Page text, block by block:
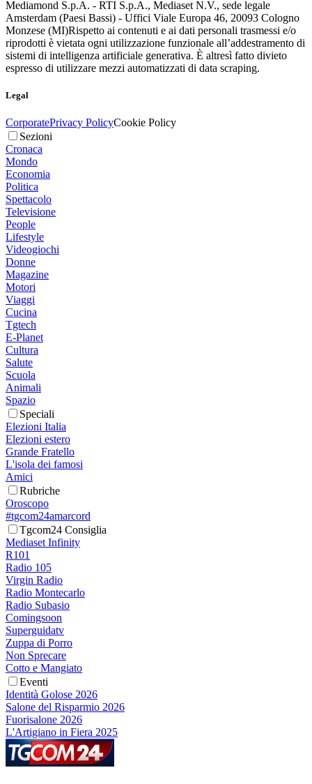
Mediamond S.p.A. - RTI S.p.A., Mediaset N.V., sede legale
Amsterdam (Paesi Bassi) - Uffici Viale Europa 46, 20093 Cologno
Monzese (MI)Rispetto ai contenuti e ai dati personali trasmessi e/o
riprodotti è vietata ogni utilizzazione funzionale all’addestramento di
sistemi di intelligenza artificiale generativa. È altresì fatto divieto
espresso di utilizzare mezzi automatizzati di data scraping.
Legal
CorporatePrivacy PolicyCookie Policy
Sezioni
Cronaca
Mondo
Economia
Politica
Spettacolo
Televisione
People
Lifestyle
Videogiochi
Donne
Magazine
Motori
Viaggi
Cucina
Tgtech
E-Planet
Cultura
Salute
Scuola
Animali
Spazio
Speciali
Elezioni Italia
Elezioni estero
Grande Fratello
L'isola dei famosi
Amici
Rubriche
Oroscopo
#tgcom24amarcord
Tgcom24 Consiglia
Mediaset Infinity
R101
Radio 105
Virgin Radio
Radio Montecarlo
Radio Subasio
Comingsoon
Superguidatv
Zuppa di Porro
Non Sprecare
Cotto e Mangiato
Eventi
Identità Golose 2026
Salone del Risparmio 2026
Fuorisalone 2026
L'Artigiano in Fiera 2025